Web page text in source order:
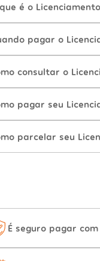
é o
pagar o
consultar o
pagar seu
parcelar seu
É seguro pagar